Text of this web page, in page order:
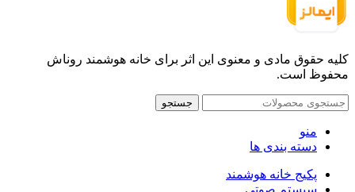
کلیه حقوق مادی و معنوی این اثر برای خانه هوشمند روناش
محفوظ است.
جستجو
منو
دسته بندی ها
پکیج خانه هوشمند